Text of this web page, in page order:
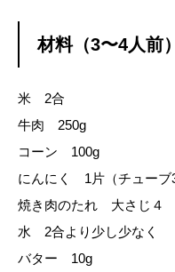
材料（3〜4人前）
米 2合
牛肉 250g
コーン 100g
にんにく 1片（チューブ
焼き肉のたれ 大さじ４
水 2合より少し少なく
バター 10g